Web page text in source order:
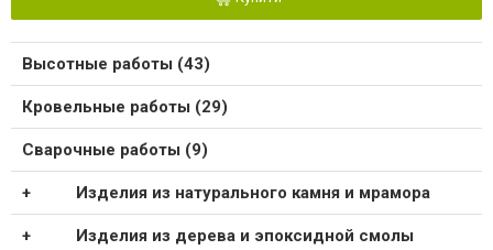
Высотные работы (43)
Кровельные работы (29)
Сварочные работы (9)
Изделия из натурального камня и мрамора
Изделия из дерева и эпоксидной смолы